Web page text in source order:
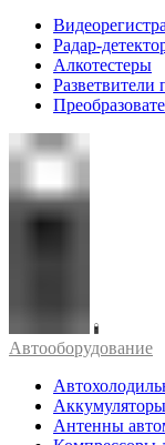
Радар-
Алкотестеры
Разветвители
Автооборудование
Антенны